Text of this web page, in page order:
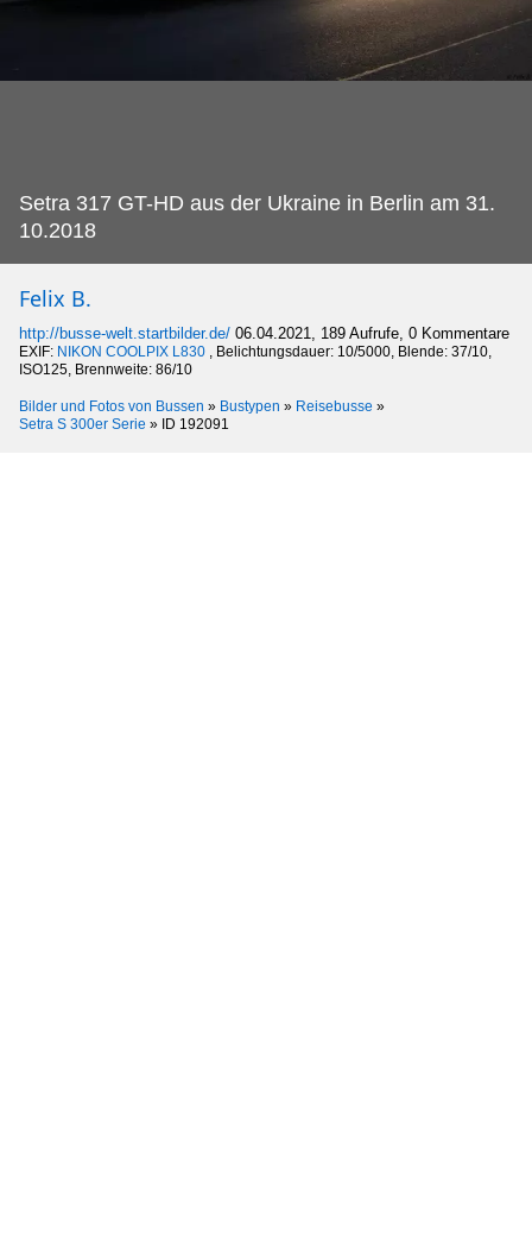
Setra 317 GT-HD aus der Ukraine in Berlin am 31.
10.2018
Felix B.
http://busse-welt.startbilder.de/ 06.04.2021, 189 Aufrufe, 0 Kommentare
EXIF: NIKON COOLPIX L830 , Belichtungsdauer: 10/5000, Blende: 37/10,
ISO125, Brennweite: 86/10
Bilder und Fotos von Bussen » Bustypen » Reisebusse »
Setra S 300er Serie » ID 192091